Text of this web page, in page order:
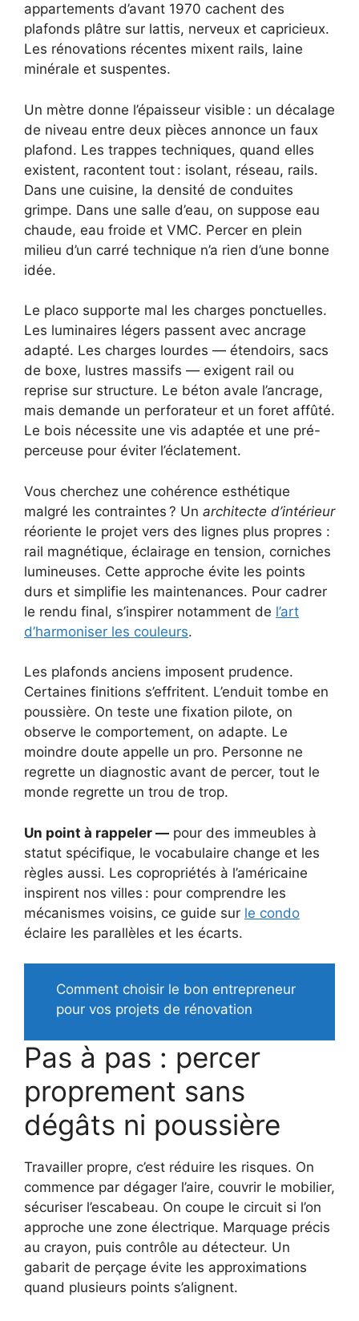
appartements d’avant 1970 cachent des
plafonds plâtre sur lattis, nerveux et capricieux.
Les rénovations récentes mixent rails, laine
minérale et suspentes.
Un mètre donne l’épaisseur visible : un décalage
de niveau entre deux pièces annonce un faux
plafond. Les trappes techniques, quand elles
existent, racontent tout : isolant, réseau, rails.
Dans une cuisine, la densité de conduites
grimpe. Dans une salle d’eau, on suppose eau
chaude, eau froide et VMC. Percer en plein
milieu d’un carré technique n’a rien d’une bonne
idée.
Le placo supporte mal les charges ponctuelles.
Les luminaires légers passent avec ancrage
adapté. Les charges lourdes — étendoirs, sacs
de boxe, lustres massifs — exigent rail ou
reprise sur structure. Le béton avale l’ancrage,
mais demande un perforateur et un foret affûté.
Le bois nécessite une vis adaptée et une pré-
perceuse pour éviter l’éclatement.
Vous cherchez une cohérence esthétique
malgré les contraintes ? Un architecte d’intérieur
réoriente le projet vers des lignes plus propres :
rail magnétique, éclairage en tension, corniches
lumineuses. Cette approche évite les points
durs et simplifie les maintenances. Pour cadrer
le rendu final, s’inspirer notamment de l’art
d’harmoniser les couleurs.
Les plafonds anciens imposent prudence.
Certaines finitions s’effritent. L’enduit tombe en
poussière. On teste une fixation pilote, on
observe le comportement, on adapte. Le
moindre doute appelle un pro. Personne ne
regrette un diagnostic avant de percer, tout le
monde regrette un trou de trop.
Un point à rappeler — pour des immeubles à
statut spécifique, le vocabulaire change et les
règles aussi. Les copropriétés à l’américaine
inspirent nos villes : pour comprendre les
mécanismes voisins, ce guide sur le condo
éclaire les parallèles et les écarts.
Comment choisir le bon entrepreneur
pour vos projets de rénovation
Pas à pas : percer
proprement sans
dégâts ni poussière
Travailler propre, c’est réduire les risques. On
commence par dégager l’aire, couvrir le mobilier,
sécuriser l’escabeau. On coupe le circuit si l’on
approche une zone électrique. Marquage précis
au crayon, puis contrôle au détecteur. Un
gabarit de perçage évite les approximations
quand plusieurs points s’alignent.